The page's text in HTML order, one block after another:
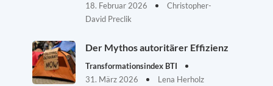
18. Februar 2026
Christopher-
David Preclik
Der Mythos autoritärer Effizienz
Transformationsindex BTI
31. März 2026
Lena Herholz